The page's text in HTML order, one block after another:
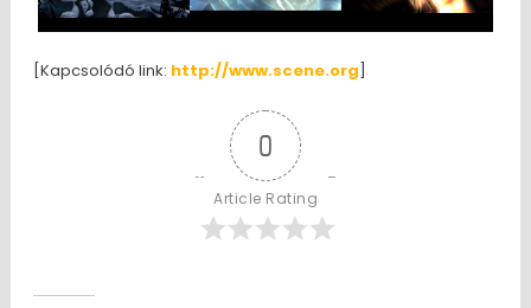
[Kapcsolódó link: http://www.scene.org]
0
Article Rating